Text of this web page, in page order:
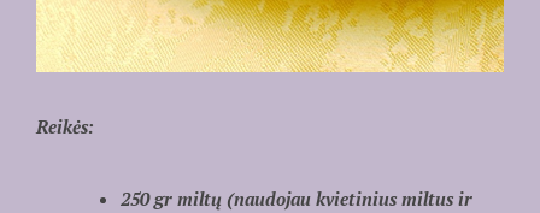
Reikės:
250 gr miltų (naudojau kvietinius miltus ir